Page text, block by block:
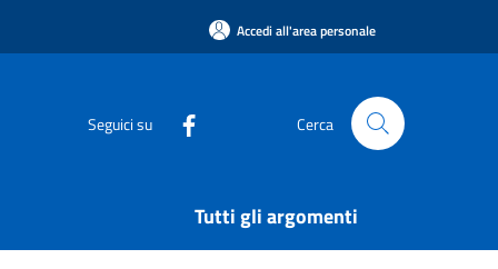
Accedi all'area personale
Seguici su Cerca
Tutti gli argomenti